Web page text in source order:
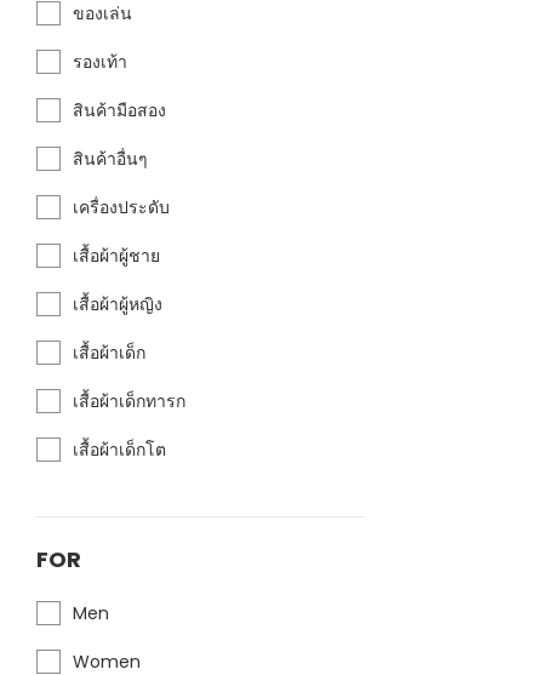
ของเล่น
รองเท้า
สินค้ามือสอง
สินค้าอื่นๆ
เครื่องประดับ
เสื้อผ้าผู้ชาย
เสื้อผ้าผู้หญิง
เสื้อผ้าเด็ก
เสื้อผ้าเด็กทารก
เสื้อผ้าเด็กโต
FOR
Men
Women